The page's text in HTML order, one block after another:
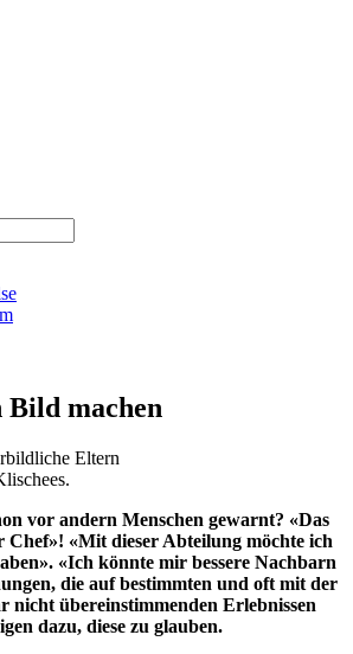
Bild machen
vor andern Menschen gewarnt? «Das
Chef»! «Mit dieser Abteilung möchte ich
«Ich könnte mir bessere Nachbarn
die auf bestimmten und oft mit der
nicht übereinstimmenden Erlebnissen
dazu, diese zu glauben.